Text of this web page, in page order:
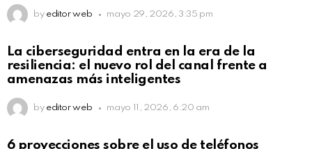
by editor web mayo 29, 2026, 3:35 pm
La ciberseguridad entra en la era de la
resiliencia: el nuevo rol del canal frente a
amenazas más inteligentes
by editor web mayo 11, 2026, 6:20 am
6 proyecciones sobre el uso de teléfonos